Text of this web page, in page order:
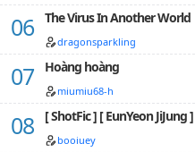
The Virus In Another World
dragonsparkling
Hoàng hoàng
miumiu68-h
[ ShotFic ] [ EunYeon JiJung
booiuey